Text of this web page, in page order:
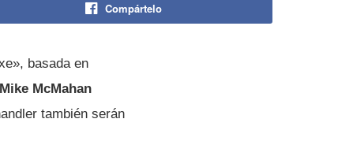
Compártelo
basada en
McMahan
también serán